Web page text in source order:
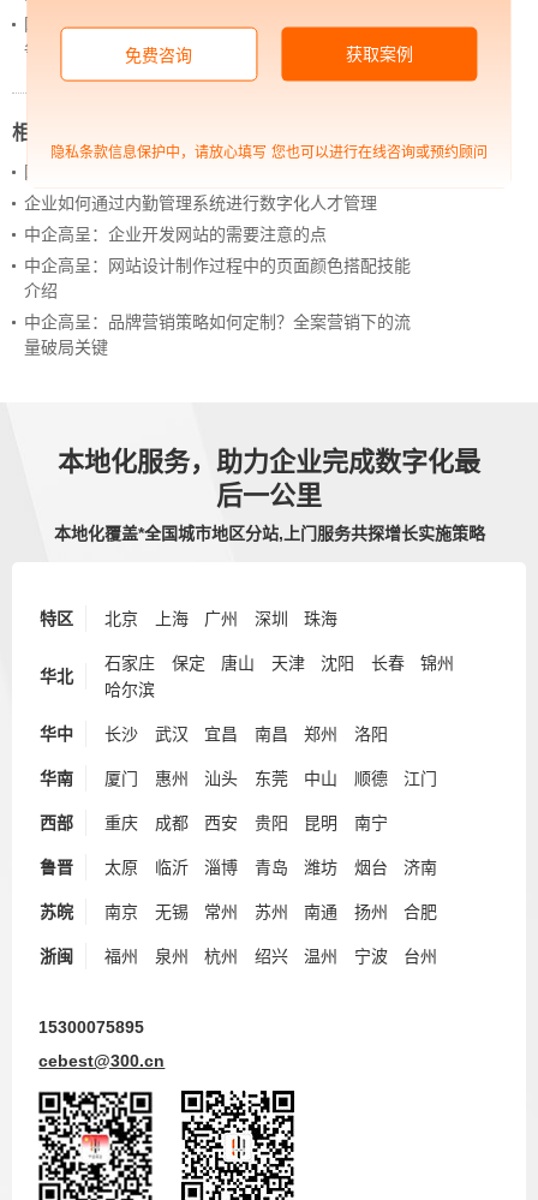
网站上线后，如何做好运营工作，让网站持续具备竞
争力？
相关新闻
网站进化的终极形态，你了解吗？
企业如何通过内勤管理系统进行数字化人才管理
中企高呈：企业开发网站的需要注意的点
中企高呈：网站设计制作过程中的页面颜色搭配技能
介绍
中企高呈：品牌营销策略如何定制？全案营销下的流
量破局关键
本地化服务，助力企业完成数字化最
后一公里
本地化覆盖*全国城市地区分站,上门服务共探增长实施策略
特区 北京 上海 广州 深圳 珠海
华北
石家庄 保定 唐山 天津 沈阳 长春
锦州
哈尔滨
华中 长沙 武汉 宜昌 南昌 郑州 洛阳
华南 厦门 惠州 汕头 东莞 中山 顺德 江门
西部 重庆 成都 西安 贵阳 昆明 南宁
鲁晋 太原 临沂 淄博 青岛 潍坊 烟台 济南
苏皖 南京 无锡 常州 苏州 南通 扬州 合肥
浙闽 福州 泉州 杭州 绍兴 温州 宁波 台州
15300075895
cebest@300.cn
免费咨询 获取案例
隐私条款信息保护中，请放心填写 您也可以进行在线咨询或预约顾问